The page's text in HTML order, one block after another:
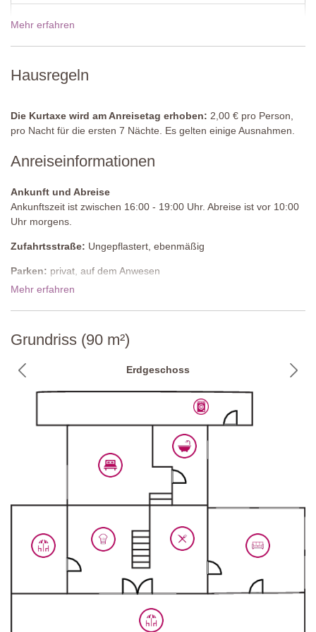
Doppelbett (welches nicht in zwei Einzelbetten umgestellt werden
kann), Nachttischen, Smart TV, Kleiderschrank, Klimaanlage,
Privatpool
Breite: 3 Meter
Zugang: Römische Stufen
Geöffnet: immer offen
Umzäunung: Nein
Reinigung: Salz
Preise für 2027
Mehr erfahren
Hausregeln
Die Kurtaxe wird am Anreisetag erhoben: 2,00 € pro Person,
pro Nacht für die ersten 7 Nächte. Es gelten einige Ausnahmen.
Anreiseinformationen
Ankunft und Abreise
Ankunftszeit ist zwischen 16:00 - 19:00 Uhr. Abreise ist vor 10:00
Uhr morgens.
Zufahrtsstraße: Ungepflastert, ebenmäßig
Parken: privat, auf dem Anwesen
Nationaler ID-Code:
Mehr erfahren
Grundriss (90 m²)
Erdgeschoss